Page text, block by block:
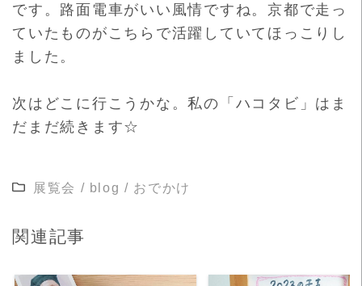
です 。路面電車がいい風情ですね。京都で走っ
ていたものがこちらで活躍していてほっこりし
ました。
次はどこに行こうかな。私の「ハコタビ」はま
だまだ続きます☆
展覧会 / blog / おでかけ
関連記事